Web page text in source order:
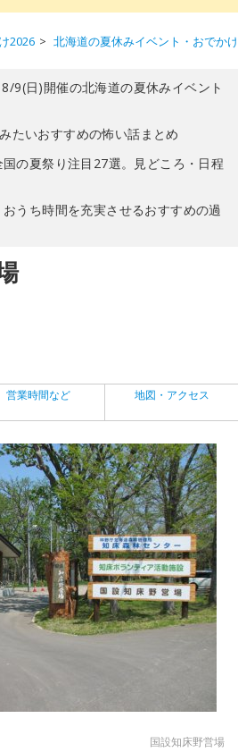
2026 北海道の夏休みイベント・おでか
9(日)開催の北海道の夏休みイベント
たいおすすめの怖い話まとめ
国の夏祭り注目27選。見どころ・日程
おうち時間を充実させるおすすめの過
営業時間など 地図・アクセス
国設知床野営場